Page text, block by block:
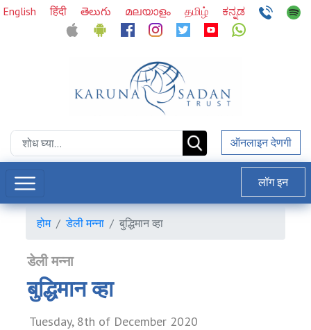
English हिंदी తెలుగు മലയാളം தமிழ் ಕನ್ನಡ
ऑनलाइन देणगी
लॉग इन
होम डेली मन्ना बुद्धिमान व्हा
डेली मन्ना
बुद्धिमान व्हा
Tuesday, 8th of December 2020